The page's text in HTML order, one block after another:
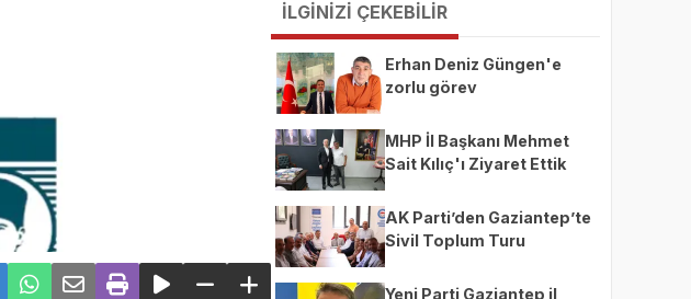
İLGİNİZİ ÇEKEBİLİR
Erhan Deniz Güngen'e
zorlu görev
MHP İl Başkanı Mehmet
Sait Kılıç'ı Ziyaret Ettik
AK Parti’den Gaziantep’te
Sivil Toplum Turu
Yeni Parti Gaziantep il